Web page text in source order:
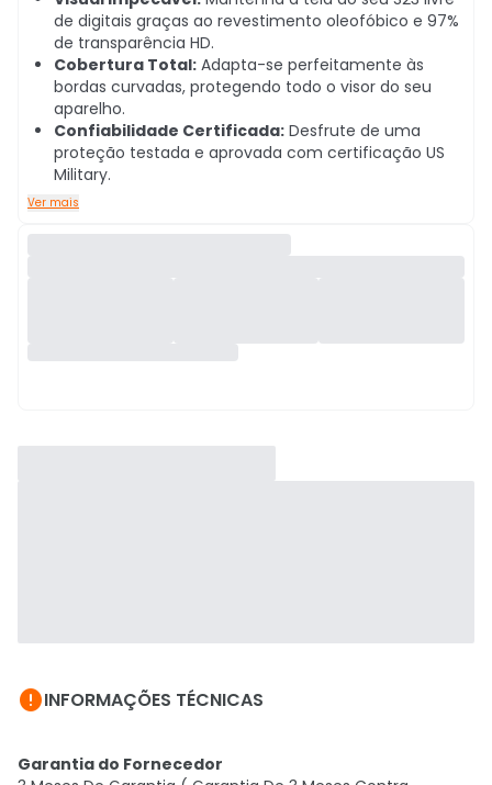
de digitais graças ao revestimento oleofóbico e 97%
de transparência HD.
Cobertura Total: Adapta-se perfeitamente às
bordas curvadas, protegendo todo o visor do seu
aparelho.
Confiabilidade Certificada: Desfrute de uma
proteção testada e aprovada com certificação US
Military.
Ver mais
INFORMAÇÕES TÉCNICAS
Garantia do Fornecedor